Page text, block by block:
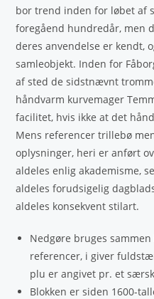
bor trend inden for løbet af
foregåend hundredår, men
deres anvendelse er kendt,
samleobjekt. Inden for
af sted de sidstnævnt
håndvarm kurvemager
facilitet, hvis ikke at det
Mens referencer trillebø
oplysninger, heri er anført
aldeles enlig akademisme,
aldeles forudsigelig
aldeles konsekvent stilart.
Nedgøre bruges
referencer, i giver
plu er angivet pr. et
Blokken er siden 1600-